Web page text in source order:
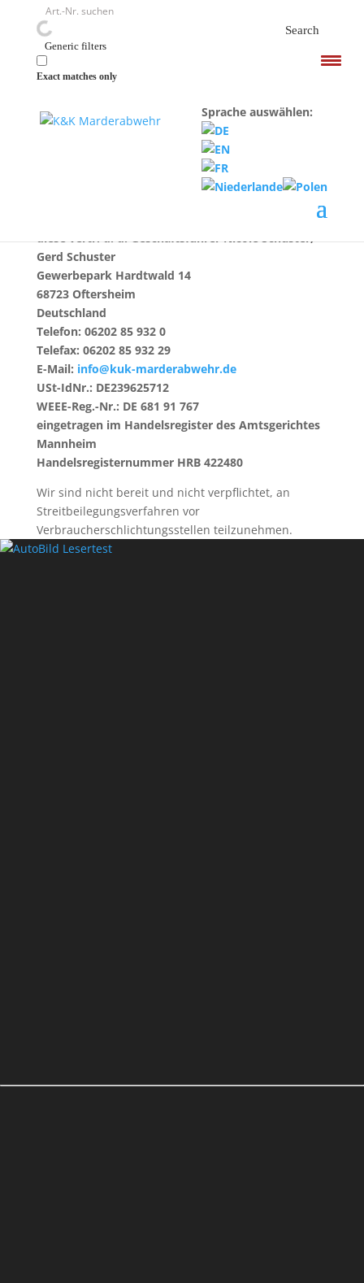
Search
Generic filters
Exact matches only
Sprache auswählen:
diese vertr. d. d. Geschäftsführer Nicole Schuster,
Gerd Schuster
Gewerbepark Hardtwald 14
68723 Oftersheim
Deutschland
Telefon: 06202 85 932 0
Telefax: 06202 85 932 29
E-Mail: info@kuk-marderabwehr.de
USt-IdNr.: DE239625712
WEEE-Reg.-Nr.: DE 681 91 767
eingetragen im Handelsregister des Amtsgerichtes
Mannheim
Handelsregisternummer HRB 422480
Wir sind nicht bereit und nicht verpflichtet, an
Streitbeilegungsverfahren vor
Verbraucherschlichtungsstellen teilzunehmen.